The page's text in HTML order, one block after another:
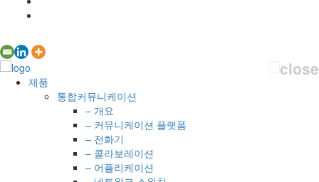
제품
통합커뮤니케이션
– 개요
– 커뮤니케이션 플랫폼
– 전화기
– 콜라보레이션
– 어플리케이션